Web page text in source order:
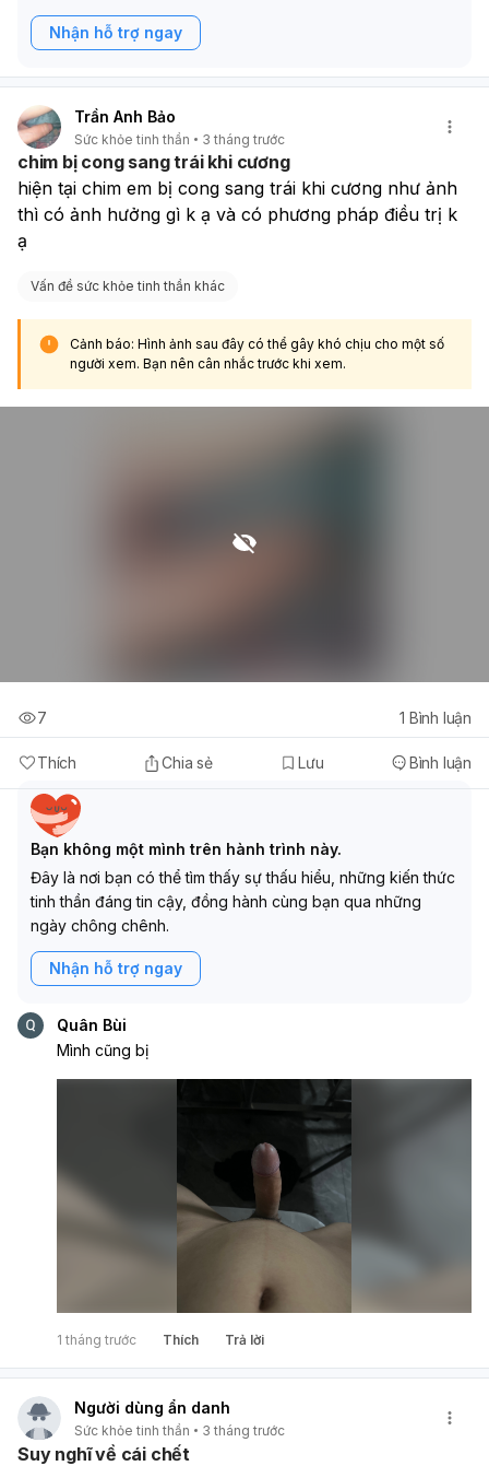
Nhận hỗ trợ ngay
Trần Anh Bảo
Sức khỏe tinh thần 3 tháng trước
chim bị cong sang trái khi cương
hiện tại chim em bị cong sang trái khi cương như ảnh
thì có ảnh hưởng gì k ạ và có phương pháp điều trị k
ạ
Vấn đề sức khỏe tinh thần khác
Cảnh báo: Hình ảnh sau đây có thể gây khó chịu cho một số
người xem. Bạn nên cân nhắc trước khi xem.
Thích Chia sẻ Lưu Bình luận
7 1 Bình luận
Bạn không một mình trên hành trình này.
Đây là nơi bạn có thể tìm thấy sự thấu hiểu, những kiến thức
tinh thần đáng tin cậy, đồng hành cùng bạn qua những
ngày chông chênh.
Nhận hỗ trợ ngay
Quân Bùi
Mình cũng bị
1 tháng trước Thích Trả lời
Người dùng ẩn danh
Sức khỏe tinh thần 3 tháng trước
Suy nghĩ về cái chết